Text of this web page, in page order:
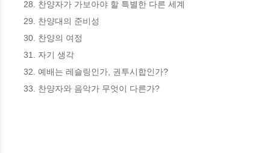
28. 찬양자가 가보아야 할 특별한 다른 세계
29. 찬양대의 준비성
30. 찬양의 여정
31. 자기 생각
32. 예배는 레슬링인가, 권투시합인가?
33. 찬양자와 음악가 무엇이 다른가?